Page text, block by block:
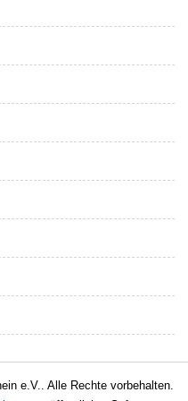
e.V.. Alle Rechte vorbehalten.